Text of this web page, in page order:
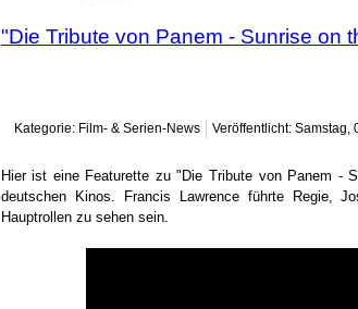
"Die Tribute von Panem - Sunrise on
Kategorie: Film- & Serien-News Veröffentlicht: Samstag,
Hier ist eine Featurette zu "Die Tribute von Panem -
deutschen Kinos. Francis Lawrence führte Regie,
Hauptrollen zu sehen sein.